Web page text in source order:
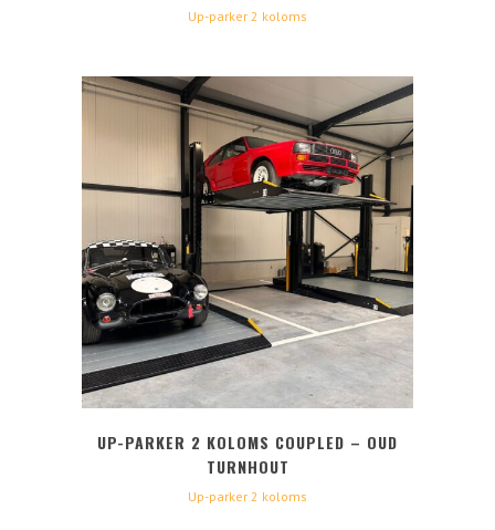
Up-parker 2 koloms
UP-PARKER 2 KOLOMS COUPLED – OUD
TURNHOUT
Up-parker 2 koloms